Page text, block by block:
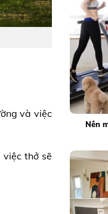
và việc
việc thở sẽ
Nên